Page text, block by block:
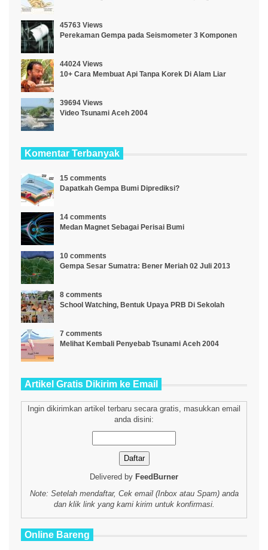
45763 Views
Perekaman Gempa pada Seismometer 3 Komponen
44024 Views
10+ Cara Membuat Api Tanpa Korek Di Alam Liar
39694 Views
Video Tsunami Aceh 2004
Komentar Terbanyak
15 comments
Dapatkah Gempa Bumi Diprediksi?
14 comments
Medan Magnet Sebagai Perisai Bumi
10 comments
Gempa Sesar Sumatra: Bener Meriah 02 Juli 2013
8 comments
School Watching, Bentuk Upaya PRB Di Sekolah
7 comments
Melihat Kembali Penyebab Tsunami Aceh 2004
Artikel Gratis Dikirim ke Email
Ingin dikirimkan artikel terbaru secara gratis, masukkan email
anda disini:
Delivered by FeedBurner
Note: Setelah mendaftar, Cek email (Inbox atau Spam) anda
dan klik link yang kami kirim untuk konfirmasi.
Online Bareng